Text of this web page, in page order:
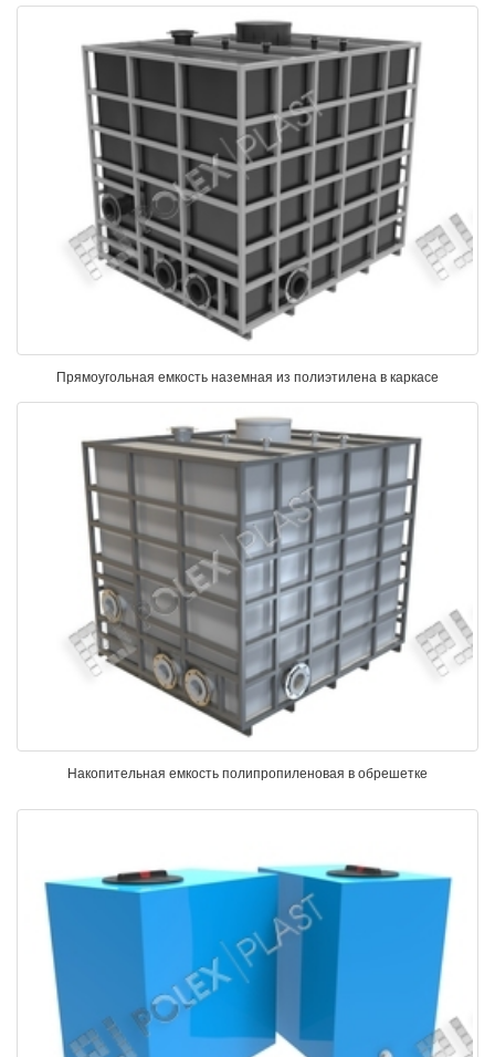
Прямоугольная емкость наземная из полиэтилена в каркасе
Накопительная емкость полипропиленовая в обрешетке